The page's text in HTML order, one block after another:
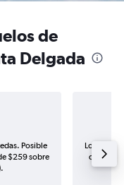
de
Delgada
Posible
$259 sobre
Los
de